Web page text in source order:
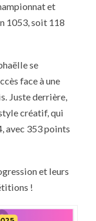
et
1053, soit 118
se
face à une
Juste derrière,
créatif, qui
avec 353 points
et leurs
!